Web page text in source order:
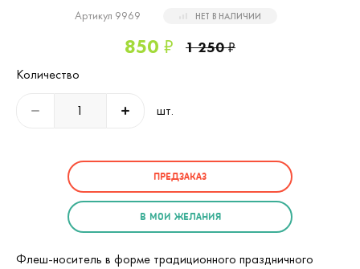
Артикул 9969 НЕТ В НАЛИЧИИ
850 ₽ 1 250₽
Количество
шт.
ПРЕДЗАКАЗ
В МОИ ЖЕЛАНИЯ
Флеш-носитель в форме традиционного праздничного